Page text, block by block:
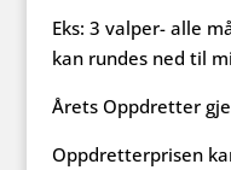
Eks: 3 valper- alle
kan rundes ned til
Årets Oppdretter
Oppdretterprisen